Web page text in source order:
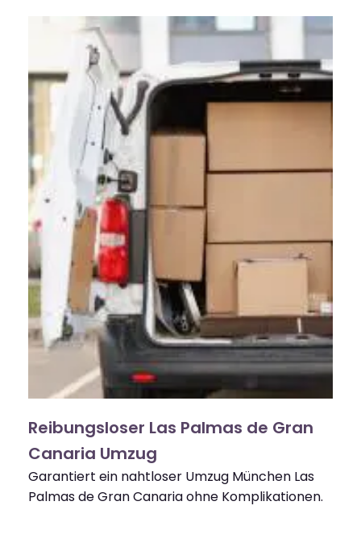
Reibungsloser Las Palmas de Gran
Canaria Umzug
Garantiert ein nahtloser Umzug München Las
Palmas de Gran Canaria ohne Komplikationen.